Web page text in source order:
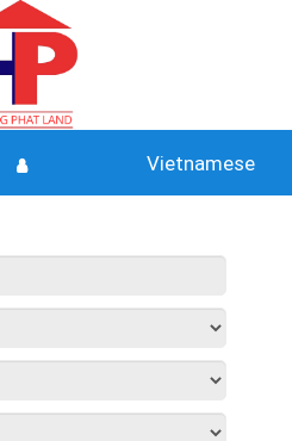
Vietnamese